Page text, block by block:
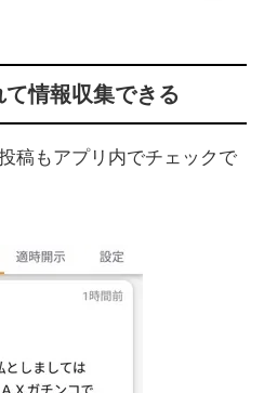
情報収集できる
稿もアプリ内でチェックで